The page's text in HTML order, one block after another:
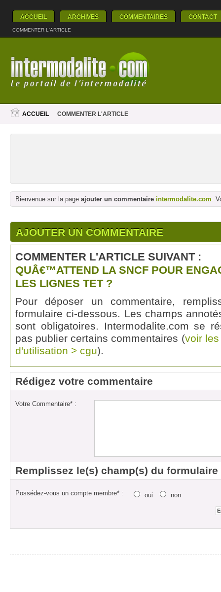
ACCUEIL ARCHIVES COMMENTAIRES CONTACT
COMMENTER L'ARTICLE
ACCUEIL COMMENTER L'ARTICLE
Bienvenue sur la page ajouter un commentaire intermodalite.com.
AJOUTER UN COMMENTAIRE
COMMENTER L'ARTICLE SUIVANT :
QUÂ€™ATTEND LA SNCF POUR
LES LIGNES TET ?
Pour déposer un commentaire,
formulaire ci-dessous. Les champs
sont obligatoires. Intermodalite.com se
pas publier certains commentaires (voir
d'utilisation > cgu).
Rédigez votre commentaire
Votre Commentaire* :
Remplissez le(s) champ(s) du formulaire
Possédez-vous un compte membre* : oui non